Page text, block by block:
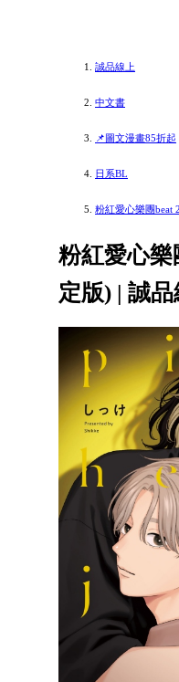
誠品線上
中文書
📌圖文漫畫85折起
日系BL
粉紅愛心樂團beat
粉紅愛心樂
定版) | 誠